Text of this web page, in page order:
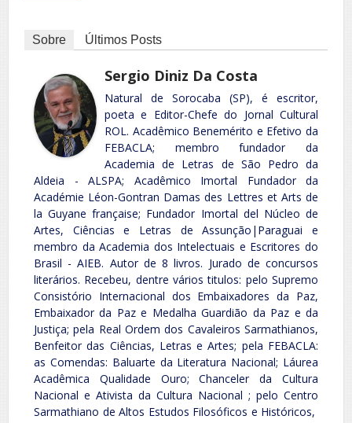
Sobre Últimos Posts
Sergio Diniz Da Costa
Natural de Sorocaba (SP), é escritor,
poeta e Editor-Chefe do Jornal Cultural
ROL. Acadêmico Benemérito e Efetivo da
FEBACLA; membro fundador da
Academia de Letras de São Pedro da
Aldeia - ALSPA; Acadêmico Imortal Fundador da
Académie Léon-Gontran Damas des Lettres et Arts de
la Guyane française; Fundador Imortal del Núcleo de
Artes, Ciências e Letras de Assunção|Paraguai e
membro da Academia dos Intelectuais e Escritores do
Brasil - AIEB. Autor de 8 livros. Jurado de concursos
literários. Recebeu, dentre vários titulos: pelo Supremo
Consistório Internacional dos Embaixadores da Paz,
Embaixador da Paz e Medalha Guardião da Paz e da
Justiça; pela Real Ordem dos Cavaleiros Sarmathianos,
Benfeitor das Ciências, Letras e Artes; pela FEBACLA:
as Comendas: Baluarte da Literatura Nacional; Láurea
Acadêmica Qualidade Ouro; Chanceler da Cultura
Nacional e Ativista da Cultura Nacional ; pelo Centro
Sarmathiano de Altos Estudos Filosóficos e Históricos,